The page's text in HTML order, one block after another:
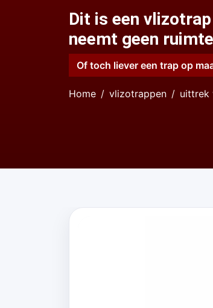
Dit is een
neemt geen
Of toch liever een trap op
Home vlizotrappen uittrek